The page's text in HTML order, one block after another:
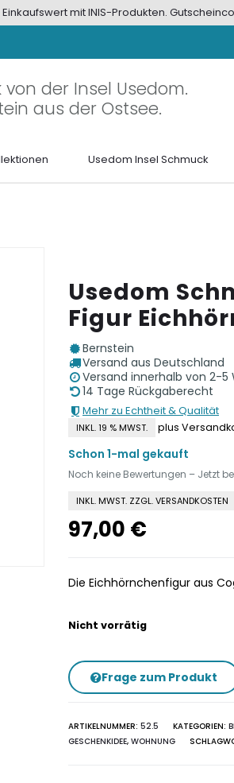
mit INIS-Produkten.
der Insel Usedom.
aus der Ostsee.
Usedom Insel Schmuck
Usedom
Figur
Bernstein
Versand aus Deutschland
Versand innerhalb von 2-5
14 Tage Rückgaberecht
Mehr zu Echtheit & Qualität
INKL. 19 % MWST. plus
Schon 1-mal gekauft
Noch keine Bewertungen – Jetzt
INKL. MWST. ZZGL. VERSANDKOSTEN
97,00 €
Die Eichhörnchenfigur aus
Nicht vorrätig
Frage zum Produkt
ARTIKELNUMMER: 52.5 KATEGORIEN:
GESCHENKIDEE, WOHNUNG